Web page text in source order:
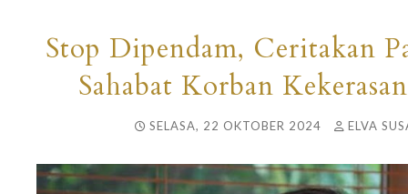
Stop Dipendam, Ceritakan
Sahabat Korban
SELASA, 22 OKTOBER 2024 ELVA